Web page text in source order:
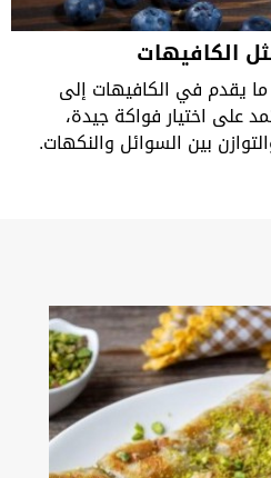
الكافيهات
يقدم في الكافيهات إلى
على اختيار فواكة جيدة،
بين السوائل والنكهات.